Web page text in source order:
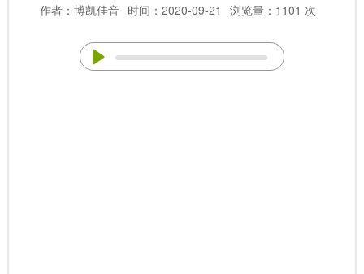
作者：博凯佳音 时间：2020-09-21 浏览量：1101 次